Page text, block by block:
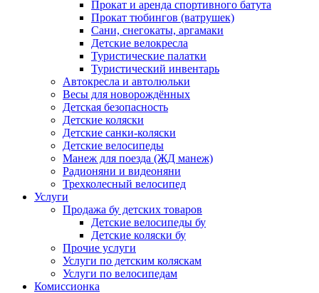
Прокат и аренда спортивного батута
Прокат тюбингов (ватрушек)
Сани, снегокаты, аргамаки
Детские велокресла
Туристические палатки
Туристический инвентарь
Автокресла и автолюльки
Весы для новорождённых
Детская безопасность
Детские коляски
Детские санки-коляски
Детские велосипеды
Манеж для поезда (ЖД манеж)
Радионяни и видеоняни
Трехколесный велосипед
Услуги
Продажа бу детских товаров
Детские велосипеды бу
Детские коляски бу
Прочие услуги
Услуги по детским коляскам
Услуги по велосипедам
Комиссионка